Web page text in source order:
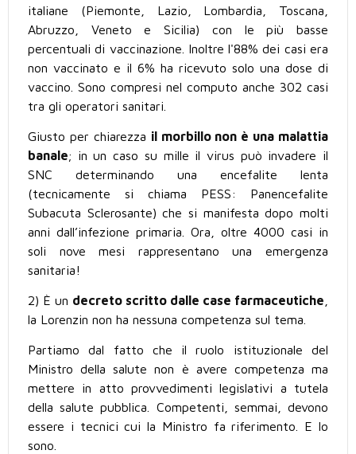
italiane (Piemonte, Lazio, Lombardia, Toscana,
Abruzzo, Veneto e Sicilia) con le più basse
percentuali di vaccinazione. Inoltre l'88% dei casi era
non vaccinato e il 6% ha ricevuto solo una dose di
vaccino. Sono compresi nel computo anche 302 casi
tra gli operatori sanitari.
Giusto per chiarezza il morbillo non è una malattia
banale; in un caso su mille il virus può invadere il
SNC determinando una encefalite lenta
(tecnicamente si chiama PESS: Panencefalite
Subacuta Sclerosante) che si manifesta dopo molti
anni dall’infezione primaria. Ora, oltre 4000 casi in
soli nove mesi rappresentano una emergenza
sanitaria!
2) È un decreto scritto dalle case farmaceutiche
la Lorenzin non ha nessuna competenza sul tema.
Partiamo dal fatto che il ruolo istituzionale del
Ministro della salute non è avere competenza ma
mettere in atto provvedimenti legislativi a tutela
della salute pubblica. Competenti, semmai, devono
essere i tecnici cui la Ministro fa riferimento. E lo
sono.